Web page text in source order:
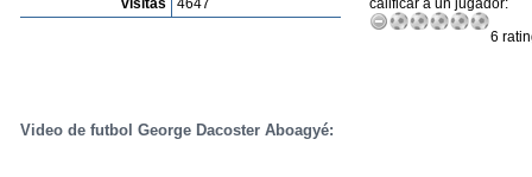
visitas
4647
calificar a un jugador:
6
Video de futbol George Dacoster Aboagyé: